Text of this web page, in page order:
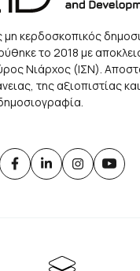
μη κερδοσκοπικός
το 2018 με
Νιάρχος (ΙΣΝ).
της αξιοπιστίας